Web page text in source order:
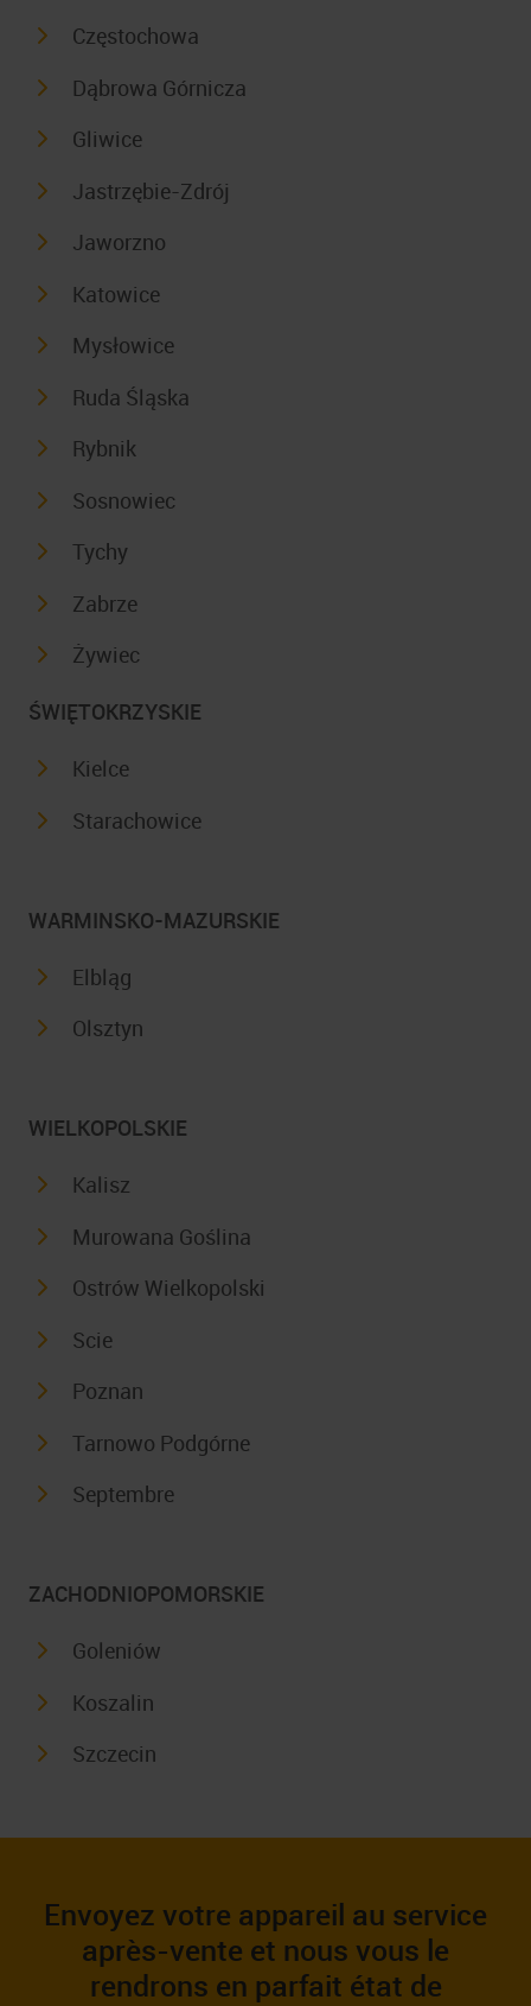
Częstochowa
Dąbrowa Górnicza
Gliwice
Jastrzębie-Zdrój
Jaworzno
Katowice
Mysłowice
Ruda Śląska
Rybnik
Sosnowiec
Tychy
Zabrze
Żywiec
ŚWIĘTOKRZYSKIE
Kielce
Starachowice
WARMINSKO-MAZURSKIE
Elbląg
Olsztyn
WIELKOPOLSKIE
Kalisz
Murowana Goślina
Ostrów Wielkopolski
Scie
Poznan
Tarnowo Podgórne
Septembre
ZACHODNIOPOMORSKIE
Goleniów
Koszalin
Szczecin
Envoyez votre appareil au service
après-vente et nous vous le
rendrons en parfait état de